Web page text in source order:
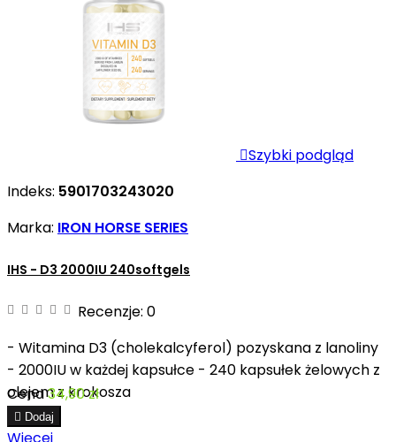
Szybki podgląd
Indeks: 5901703243020
Marka: IRON HORSE SERIES
IHS - D3 2000IU 240softgels
Recenzje: 0
- Witamina D3 (cholekalcyferol) pozyskana z lanoliny
- 2000IU w każdej kapsułce - 240 kapsułek żelowych z
olejem z krokosza
Cena34,90 zł
 Dodaj
Więcej